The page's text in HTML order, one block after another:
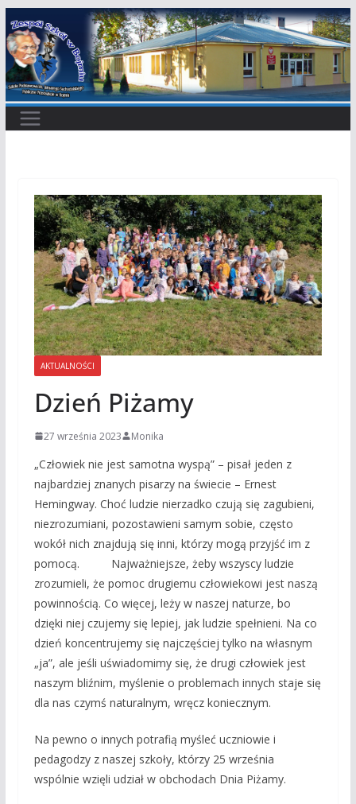
Przejdź
do
treści
AKTUALNOŚCI
Dzień Piżamy
27 września 2023 Monika
„Człowiek nie jest samotna wyspą” – pisał jeden z
najbardziej znanych pisarzy na świecie – Ernest
Hemingway. Choć ludzie nierzadko czują się zagubieni,
niezrozumiani, pozostawieni samym sobie, często
wokół nich znajdują się inni, którzy mogą przyjść im z
pomocą. Najważniejsze, żeby wszyscy ludzie
zrozumieli, że pomoc drugiemu człowiekowi jest naszą
powinnością. Co więcej, leży w naszej naturze, bo
dzięki niej czujemy się lepiej, jak ludzie spełnieni. Na co
dzień koncentrujemy się najczęściej tylko na własnym
„ja”, ale jeśli uświadomimy się, że drugi człowiek jest
naszym bliźnim, myślenie o problemach innych staje się
dla nas czymś naturalnym, wręcz koniecznym.
Na pewno o innych potrafią myśleć uczniowie i
pedagodzy z naszej szkoły, którzy 25 września
wspólnie wzięli udział w obchodach Dnia Piżamy.